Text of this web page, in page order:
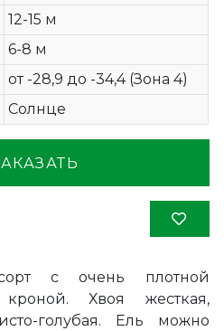
12-15 м
6-8 м
от -28,9 до -34,4 (Зона 4)
Солнце
с очень плотной
Хвоя жесткая,
голубая. Ель можно